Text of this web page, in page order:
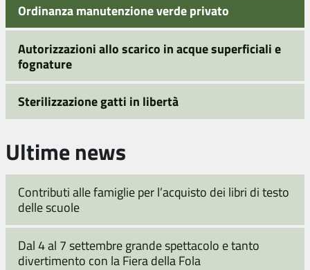
Ordinanza manutenzione verde privato
Autorizzazioni allo scarico in acque superficiali e
fognature
Sterilizzazione gatti in libertà
Ultime news
Contributi alle famiglie per l’acquisto dei libri di testo
delle scuole
Dal 4 al 7 settembre grande spettacolo e tanto
divertimento con la Fiera della Fola